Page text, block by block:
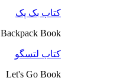
کتاب بک پک
Backpack Book
کتاب لتسگو
Let's Go Book